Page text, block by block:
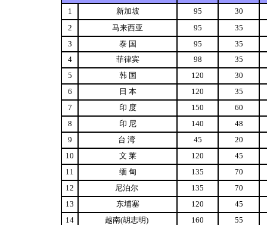
1 新加坡 95
30
2
马来西亚 95
35
3
泰 国 95
35
4
菲律宾 98
35
5
韩 国 120
30
6
日 本 120
35
7
印 度 150
60
8
印 尼 140
48
9
台 湾 45
20
10
文 莱 120
45
11
缅 甸 135
70
12
尼泊尔 135
70
13
东埔塞 120
45
14
越南(胡志明) 160
55